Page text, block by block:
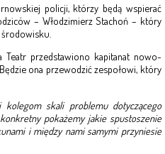
policji, którzy będą wspierać
– Włodzimierz Stachoń – który
przedstawiono kapitanat nowo-
ona przewodzić zespołowi, który
kolegom skali problemu dotyczącego
pokażemy jakie spustoszenie
i między nami samymi przyniesie